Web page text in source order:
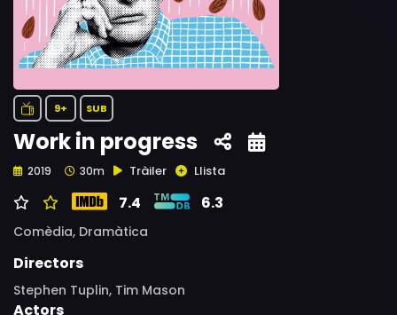
9+ SUB
Work in progress
2019 30m Tràiler Llista
7.4 6.3
Comèdia, Dramàtica
Directors
Stephen Tuplin, Tim Mason
Actors